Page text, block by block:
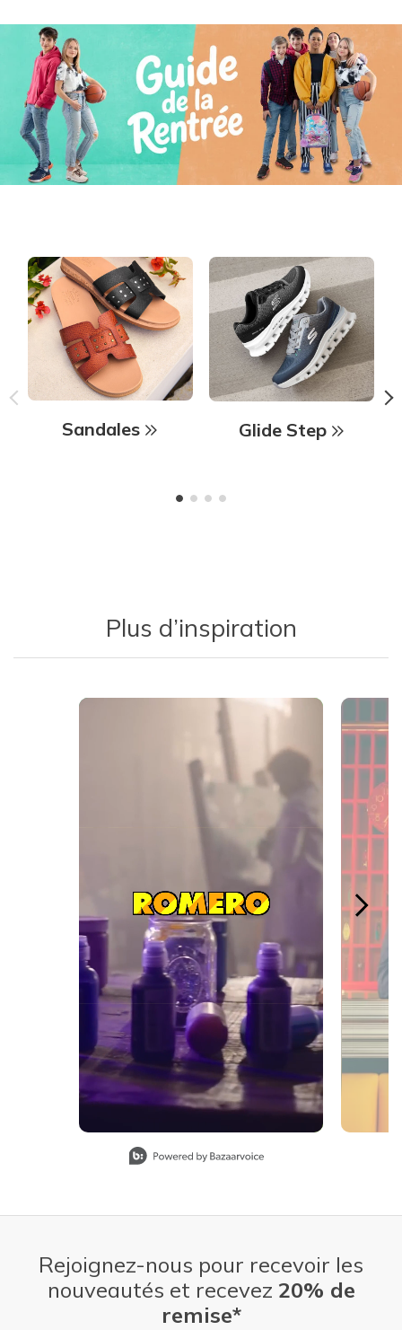
Sandales Glide Step
Plus d’inspiration
Media Carousel
Carousel with product photos. Use the previous and next
Rejoignez-nous pour recevoir les
nouveautés et recevez 20% de
remise*